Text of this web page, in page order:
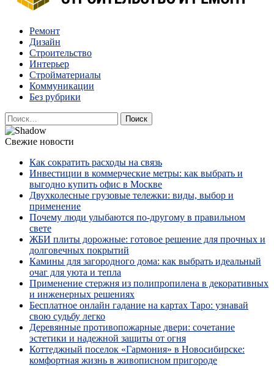
Строительство и ремонт
Квартиры и дома, в которых живут разные люди, очень
отличаются между собой.
Ремонт
Дизайн
Строительство
Интерьер
Стройматериалы
Коммуникации
Без рубрики
Найти:
Свежие новости
Как сократить расходы на связь
Инвестиции в коммерческие метры: как выбрать и
выгодно купить офис в Москве
Двухколесные грузовые тележки: виды, выбор и
применение
Почему люди улыбаются по‑другому в правильном
свете
ЖБИ плиты дорожные: готовое решение для прочных и
долговечных покрытий
Камины для загородного дома: как выбрать идеальный
очаг для уюта и тепла
Применение стержня из полипропилена в декоративных
и инженерных решениях
Бесплатное онлайн гадание на картах Таро: узнавай
свою судьбу легко
Деревянные противопожарные двери: сочетание
эстетики и надежной защиты от огня
Коттеджный поселок «Гармония» в Новосибирске:
комфортная жизнь в живописном пригороде